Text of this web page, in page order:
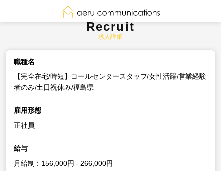
Recruit
求人詳細
職種名
【完全在宅/時短】コールセンタースタッフ/女性活躍/営業経験
者のみ/土日祝休み/福島県
雇用形態
正社員
給与
月給制：156,000円 - 266,000円